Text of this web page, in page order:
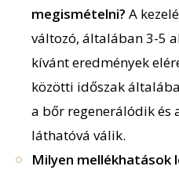
megismételni? A
változó, általában 3-5
kívánt eredmények
közötti időszak
a bőr regenerálódik és
láthatóvá válik.
Milyen mellékhatások